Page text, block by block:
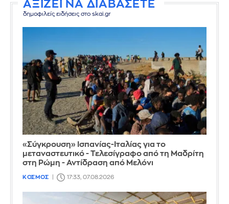
ΑΞΙΖΕΙ ΝΑ ΔΙΑΒΑΣΕΤΕ
δημοφιλείς ειδήσεις στο skai.gr
«Σύγκρουση» Ισπανίας-Ιταλίας για το
μεταναστευτικό - Τελεσίγραφο από τη Μαδρίτη
στη Ρώμη - Αντίδραση από Μελόνι
ΚΟΣΜΟΣ 17:33, 07.08.2026